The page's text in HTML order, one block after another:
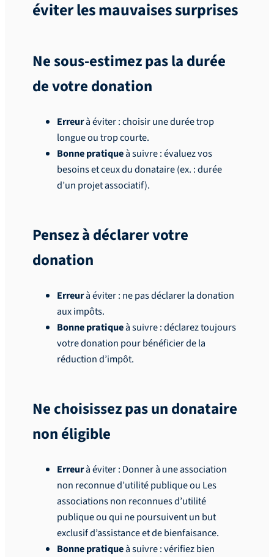
éviter les mauvaises surprises
Ne sous-estimez pas la durée
de votre donation
Erreurà éviter : choisir une durée trop
longue ou trop courte.
Bonne pratiqueà suivre : évaluez vos
besoins et ceux du donataire (ex. : durée
d’un projet associatif).
Pensez à déclarer votre
donation
Erreurà éviter : ne pas déclarer la donation
aux impôts.
Bonne pratiqueà suivre : déclarez toujours
votre donation pour bénéficier de la
réduction d’impôt.
Ne choisissez pas un donataire
non éligible
Erreurà éviter : Donner à une association
non reconnue d’utilité publique ou Les
associations non reconnues d’utilité
publique ou qui ne poursuivent un but
exclusif d’assistance et de bienfaisance.
Bonne pratiqueà suivre : vérifiez bien